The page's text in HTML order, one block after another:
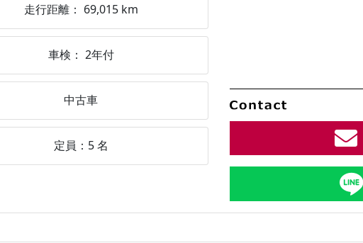
走行距離： 69,015km
車検： 2年付
中古車
定員： 5名